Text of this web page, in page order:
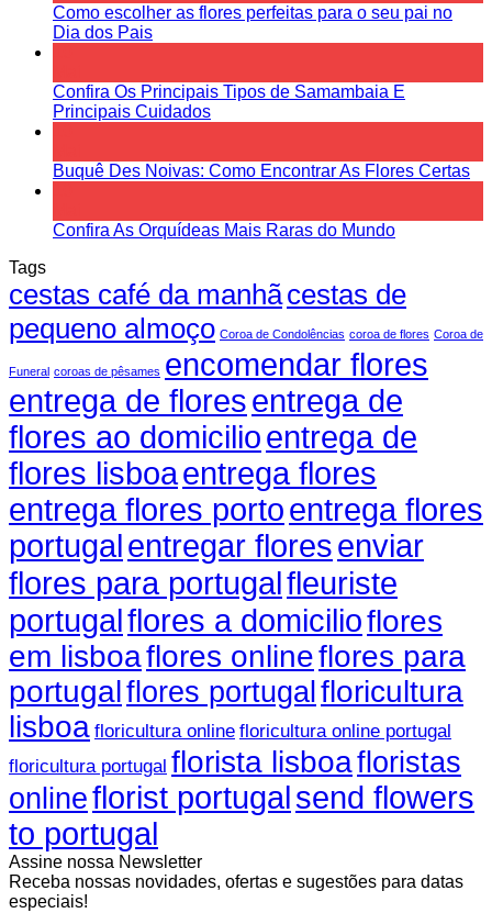
Como escolher as flores perfeitas para o seu pai no
Dia dos Pais
Confira Os Principais Tipos de Samambaia E
Principais Cuidados
Buquê Des Noivas: Como Encontrar As Flores Certas
Confira As Orquídeas Mais Raras do Mundo
Tags
cestas café da manhãcestas de
pequeno almoço Coroa de Condolências coroa de flores Coroa de
Funeral coroas de pêsames encomendar flores
entrega de floresentrega de
flores ao domicilioentrega de
flores lisboaentrega flores
entrega flores portoentrega flores
portugalentregar floresenviar
flores para portugalfleuriste
portugalflores a domicilioflores
em lisboaflores onlineflores para
portugalflores portugal floricultura
lisboa floricultura online floricultura online portugal
floricultura portugal florista lisboafloristas
onlineflorist portugalsend flowers
to portugal
Assine nossa Newsletter
Receba nossas novidades, ofertas e sugestões para datas
especiais!